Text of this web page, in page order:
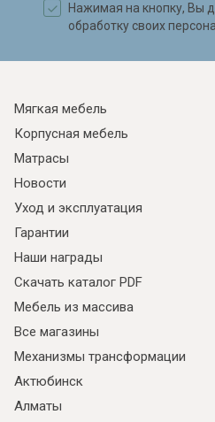
Нажимая на кнопку, Вы
обработку своих
Мягкая мебель
Корпусная мебель
Матрасы
Новости
Уход и эксплуатация
Гарантии
Наши награды
Скачать каталог PDF
Мебель из массива
Все магазины
Механизмы трансформации
Актюбинск
Алматы